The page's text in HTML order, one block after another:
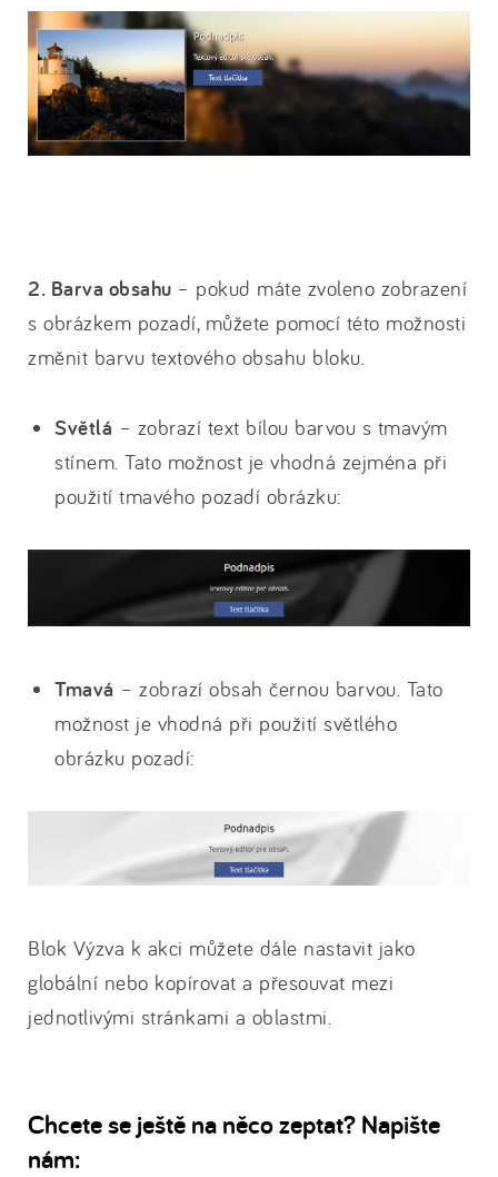
2. Barva obsahu – pokud máte zvoleno zobrazení
s obrázkem pozadí, můžete pomocí této možnosti
změnit barvu textového obsahu bloku.
Světlá – zobrazí text bílou barvou s tmavým
stínem. Tato možnost je vhodná zejména při
použití tmavého pozadí obrázku:
Tmavá – zobrazí obsah černou barvou. Tato
možnost je vhodná při použití světlého
obrázku pozadí:
Blok Výzva k akci můžete dále nastavit jako
globální nebo kopírovat a přesouvat mezi
jednotlivými stránkami a oblastmi.
Chcete se ještě na něco zeptat? Napište
nám: